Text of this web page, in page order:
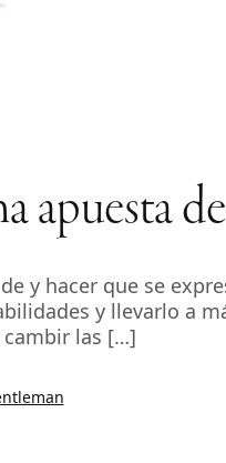
apuesta
y hacer que se
y llevarlo a
las […]